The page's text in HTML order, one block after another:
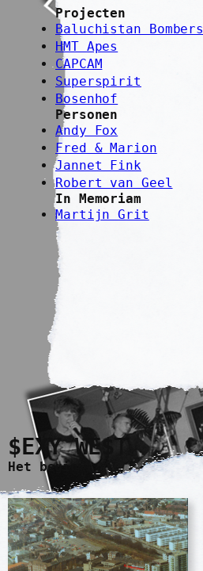
Projecten
Baluchistan Bombers
HMT Apes
CAPCAM
Superspirit
Bosenhof
Personen
Andy Fox
Fred & Marion
Jannet Fink
Robert van Geel
In Memoriam
Martijn Grit
$EXY WE$ T
Het begin